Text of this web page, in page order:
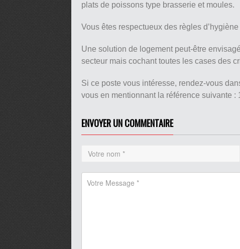
plats de poissons type brasserie et moules.
Vous êtes respectueux des règles
Une solution de logement peut-être
secteur mais cochant toutes les cases des
Si ce poste vous intéresse, rendez-vous
vous en mentionnant la référence suivante :
ENVOYER UN COMMENTAIRE